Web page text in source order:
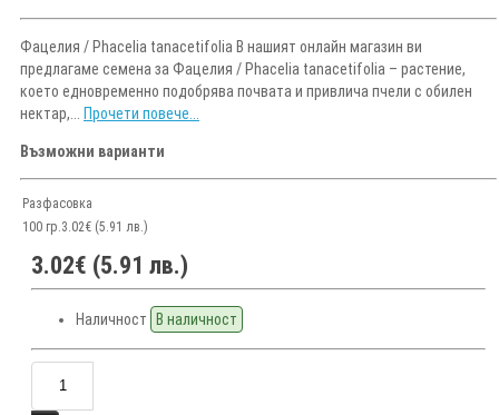
Фацелия / Phacelia tanacetifolia В нашият онлайн магазин ви
предлагаме семена за Фацелия / Phacelia tanacetifolia – растение,
което едновременно подобрява почвата и привлича пчели с обилен
нектар,... Прочети повече...
Възможни варианти
Разфасовка
100 гр. 3.02€ (5.91 лв.)
3.02€ (5.91 лв.)
Наличност В наличност